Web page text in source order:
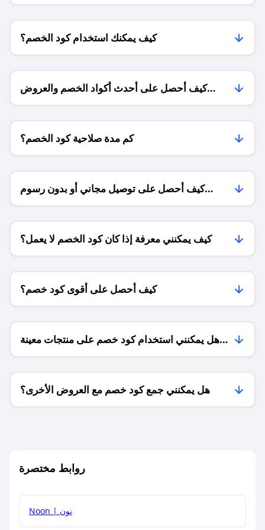
كيف يمكنك استخدام كود الخصم؟
كيف أحصل على أحدث أكواد الخصم والعروض
للمتاجر؟
كم مدة صلاحية كود الخصم؟
كيف أحصل على توصيل مجاني أو بدون رسوم
الشحن ؟
كيف يمكنني معرفة إذا كان كود الخصم لا يعمل؟
كيف أحصل على أقوى كود خصم؟
هل يمكنني استخدام كود خصم على منتجات معينة
فقط؟
هل يمكنني جمع كود خصم مع العروض الأخرى؟
روابط مختصرة
Noon | نون